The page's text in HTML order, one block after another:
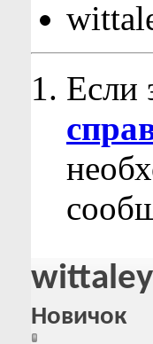
Если
Новичок